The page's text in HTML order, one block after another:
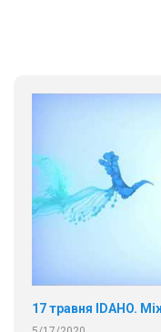
В цьому році,
навіть коли ми у
разом. Ми закликаємо
424 Просмотров • 37